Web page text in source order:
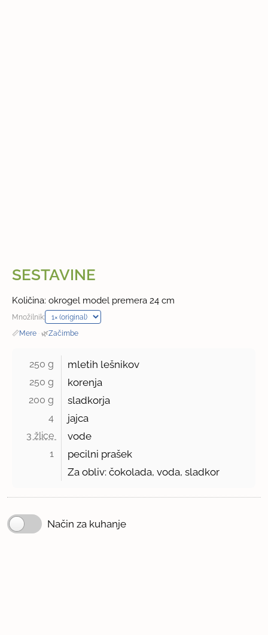
SESTAVINE
Količina: okrogel model premera 24 cm
Množilnik:
📏Mere · 🌿Začimbe
250 g mletih lešnikov
250 g korenja
200 g sladkorja
4 jajca
3 žlice vode
1
pecilni prašek
Za obliv: čokolada, voda, sladkor
Način za kuhanje